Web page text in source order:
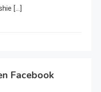
[…]
Facebook